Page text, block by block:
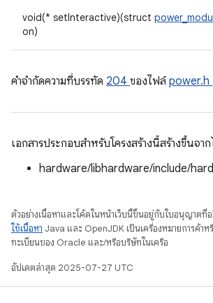
void(* setInteractive)(struct
on)
คําจํากัดความที่บรรทัด 204 ของไฟล์power.h
เอกสารประกอบสำหรับโครงสร้างนี้สร้างขึ้นจา
hardware/libhardware/include/
ตัวอย่างเนื้อหาและโค้ดในหน้าเว็บนี้ขึ้นอยู่กับใบอนุญาตที่อ
ใช้เนื้อหา Java และ OpenJDK เป็นเครื่องหมายการค้าห
ทะเบียนของ Oracle และ/หรือบริษัทในเครือ
อัปเดตล่าสุด 2025-07-27 UTC